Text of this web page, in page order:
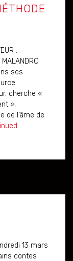
:
ses
cherche «
»,
de l’âme de
13 mars
contes